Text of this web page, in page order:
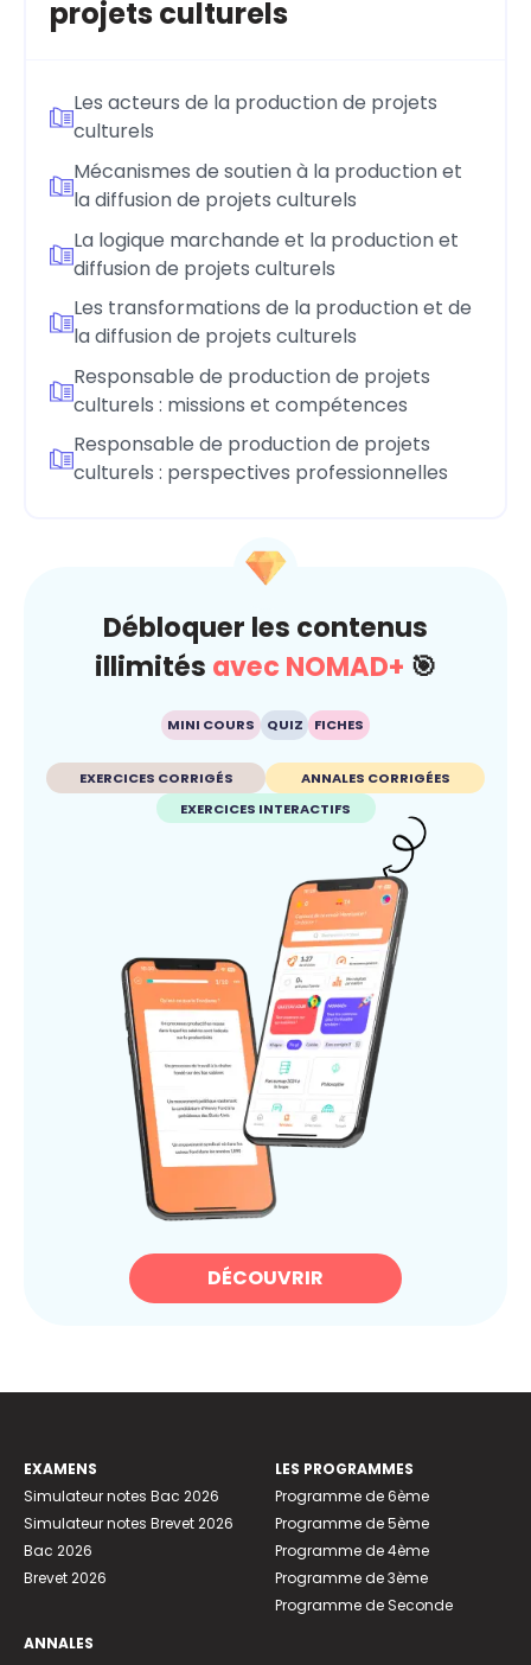
projets culturels
Les acteurs de la production de projets
culturels
Mécanismes de soutien à la production et
la diffusion de projets culturels
La logique marchande et la production et
diffusion de projets culturels
Les transformations de la production et de
la diffusion de projets culturels
Responsable de production de projets
culturels : missions et compétences
Responsable de production de projets
culturels : perspectives professionnelles
Débloquer les contenus
illimités avec NOMAD+ 🎯
MINI COURS QUIZ FICHES
EXERCICES CORRIGÉS
ANNALES CORRIGÉES
EXERCICES INTERACTIFS
DÉCOUVRIR
EXAMENS
Simulateur notes Bac 2026
Simulateur notes Brevet 2026
Bac 2026
Brevet 2026
ANNALES
LES PROGRAMMES
Programme de 6ème
Programme de 5ème
Programme de 4ème
Programme de 3ème
Programme de Seconde